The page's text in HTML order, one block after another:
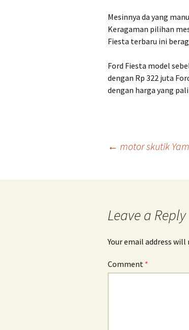
Mesinnya da yang
Keragaman pilihan
Fiesta terbaru ini
Ford Fiesta model
dengan Rp 322 juta
dengan harga yang
navigation
← motor skutik
Leave a Reply
Your email address
Comment *